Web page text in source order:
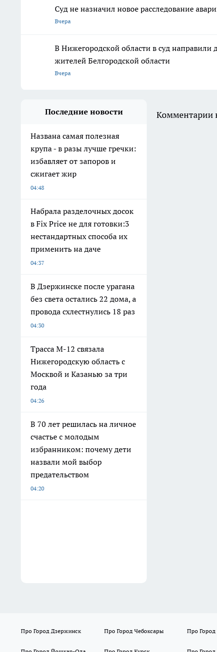
Суд не назначил новое расследование
Вчера
В Нижегородской области в суд
жителей Белгородской области
Вчера
Последние новости
Названа самая полезная
крупа - в разы лучше гречки:
избавляет от запоров и
сжигает жир
04:48
Набрала разделочных досок
в Fix Price не для готовки:3
нестандартных способа их
применить на даче
04:37
В Дзержинске после урагана
без света остались 22 дома, а
провода схлестнулись 18 раз
04:30
Трасса М-12 связала
Нижегородскую область с
Москвой и Казанью за три
года
04:26
В 70 лет решилась на личное
счастье с молодым
избранником: почему дети
назвали мой выбор
предательством
04:20
Комментарии
Про Город Дзержинск Про Город Чебоксары Про Город